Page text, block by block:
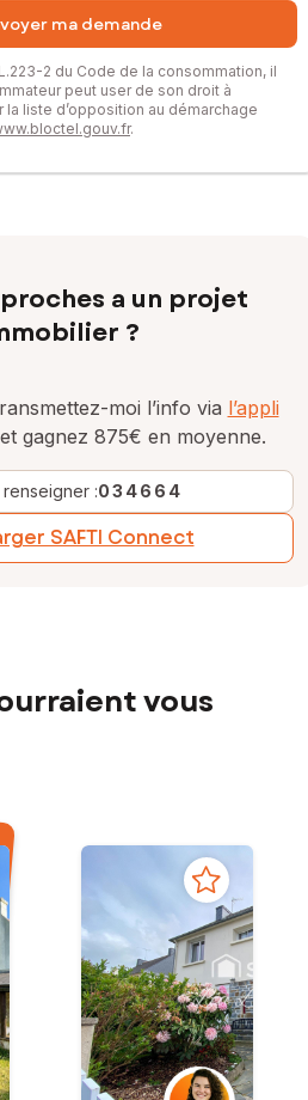
ma demande
2 du Code de la consommation, il
peut user de son droit à
la liste d’opposition au démarchage
.
a un projet
?
moi l’info via l’appli
et gagnez 875€ en moyenne.
:034664
SAFTI Connect
vous